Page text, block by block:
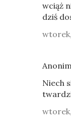
wciąż
dziś
Niech